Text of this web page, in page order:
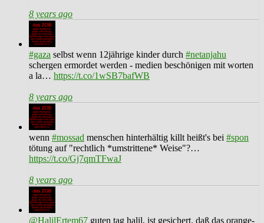
8 years ago
#gaza selbst wenn 12jährige kinder durch #netanjahu
schergen ermordet werden - medien beschönigen mit worten
a la… https://t.co/1wSB7bafWB
8 years ago
wenn #mossad menschen hinterhältig killt heißt's bei #spon
tötung auf "rechtlich *umstrittene* Weise"?…
https://t.co/Gj7qmTFwaJ
8 years ago
@HalilErtem67 guten tag halil, ist gesichert, daß das orange-